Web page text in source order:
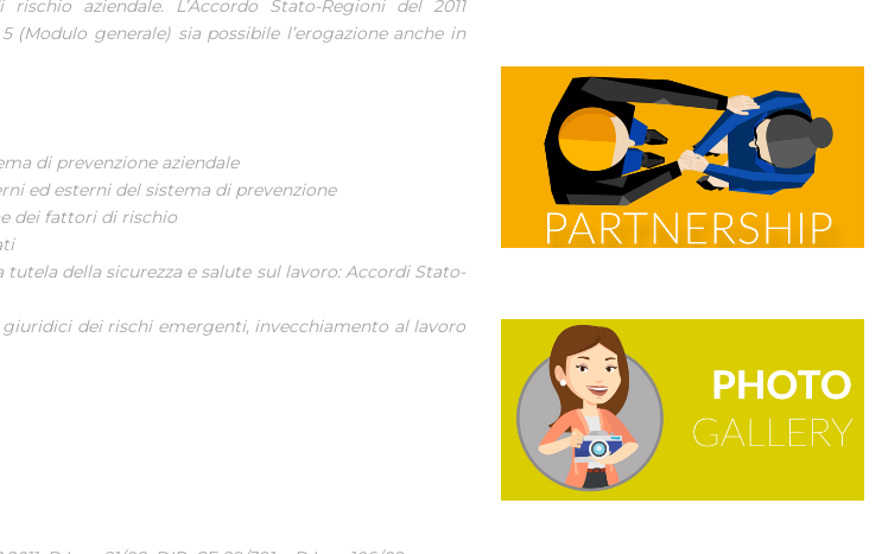
aziendale. L’Accordo Stato-Regioni del 2011
(Modulo generale) sia possibile l’erogazione anche in
di prevenzione aziendale
ed esterni del sistema di prevenzione
dei fattori di rischio
tutela della sicurezza e salute sul lavoro: Accordi Stato-
dei rischi emergenti, invecchiamento al lavoro